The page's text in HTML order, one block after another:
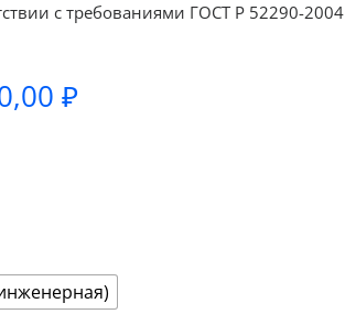
с требованиями ГОСТ Р 52290-2004
₽Диапазон